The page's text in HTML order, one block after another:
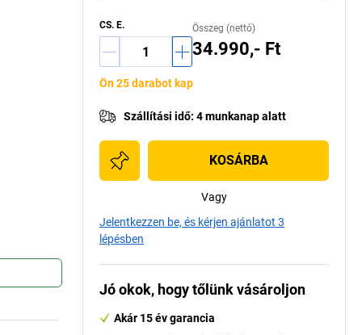
CS. E. Összeg (nettó)
34.990,- Ft
Ön 25 darabot kap
Szállítási idő: 4 munkanap alatt
KOSÁRBA
Vagy
Jelentkezzen be, és kérjen ajánlatot 3
lépésben
Jó okok, hogy tőlünk vásároljon
Akár 15 év garancia